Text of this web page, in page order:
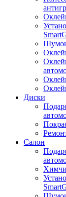
Диски
Салон